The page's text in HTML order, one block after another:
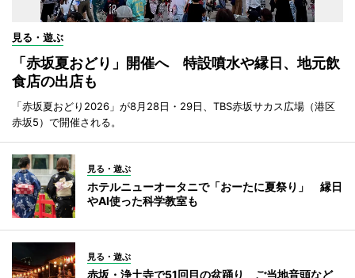
見る・遊ぶ
「赤坂夏おどり」開催へ 特設噴水や縁日、地元飲
食店の出店も
「赤坂夏おどり2026」が8月28日・29日、TBS赤坂サカス広場（港区
赤坂5）で開催される。
見る・遊ぶ
ホテルニューオータニで「おーたに夏祭り」 縁日
やAI使った科学教室も
見る・遊ぶ
赤坂・浄土寺で51回目の盆踊り ご当地音頭など